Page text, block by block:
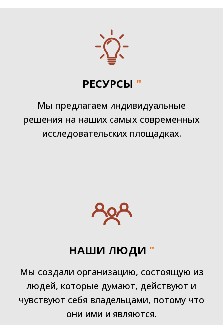
РЕСУРСЫ "
Мы предлагаем индивидуальные
решения на наших самых современных
исследовательских площадках.
НАШИ ЛЮДИ "
Мы создали организацию, состоящую из
людей, которые думают, действуют и
чувствуют себя владельцами, потому что
они ими и являются.